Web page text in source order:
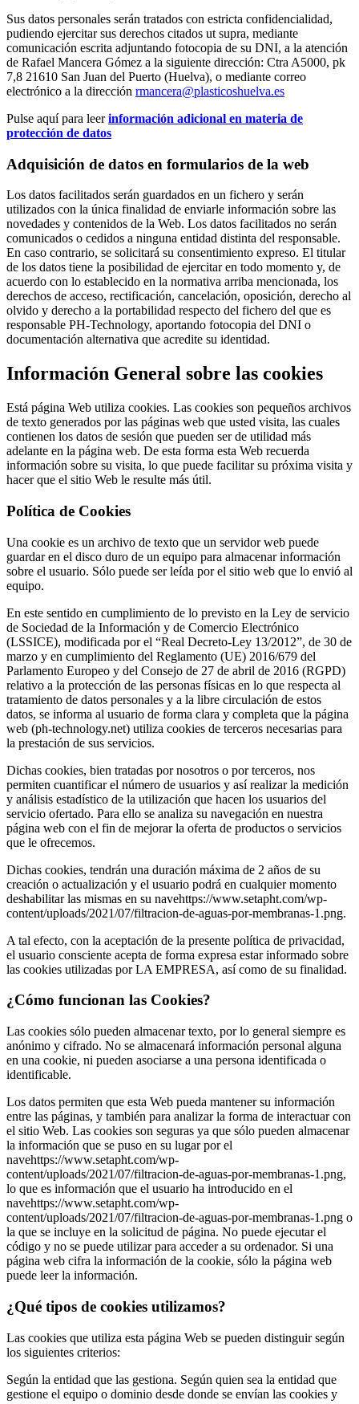
Sus datos personales serán tratados con estricta confidencialidad,
pudiendo ejercitar sus derechos citados ut supra, mediante
comunicación escrita adjuntando fotocopia de su DNI, a la atención
de Rafael Mancera Gómez a la siguiente dirección: Ctra A5000, pk
7,8 21610 San Juan del Puerto (Huelva), o mediante correo
electrónico a la dirección rmancera@plasticoshuelva.es
Pulse aquí para leerinformación adicional en materia de
protección de datos
Adquisición de datos en formularios de la web
Los datos facilitados serán guardados en un fichero y serán
utilizados con la única finalidad de enviarle información sobre las
novedades y contenidos de la Web. Los datos facilitados no serán
comunicados o cedidos a ninguna entidad distinta del responsable.
En caso contrario, se solicitará su consentimiento expreso. El titular
de los datos tiene la posibilidad de ejercitar en todo momento y, de
acuerdo con lo establecido en la normativa arriba mencionada, los
derechos de acceso, rectificación, cancelación, oposición, derecho al
olvido y derecho a la portabilidad respecto del fichero del que es
responsable PH-Technology, aportando fotocopia del DNI o
documentación alternativa que acredite su identidad.
Información General sobre las cookies
Está página Web utiliza cookies. Las cookies son pequeños archivos
de texto generados por las páginas web que usted visita, las cuales
contienen los datos de sesión que pueden ser de utilidad más
adelante en la página web. De esta forma esta Web recuerda
información sobre su visita, lo que puede facilitar su próxima visita y
hacer que el sitio Web le resulte más útil.
Política de Cookies
Una cookie es un archivo de texto que un servidor web puede
guardar en el disco duro de un equipo para almacenar información
sobre el usuario. Sólo puede ser leída por el sitio web que lo envió al
equipo.
En este sentido en cumplimiento de lo previsto en la Ley de servicio
de Sociedad de la Información y de Comercio Electrónico
(LSSICE), modificada por el “Real Decreto-Ley 13/2012”, de 30 de
marzo y en cumplimiento del Reglamento (UE) 2016/679 del
Parlamento Europeo y del Consejo de 27 de abril de 2016 (RGPD)
relativo a la protección de las personas físicas en lo que respecta al
tratamiento de datos personales y a la libre circulación de estos
datos, se informa al usuario de forma clara y completa que la página
web (ph-technology.net) utiliza cookies de terceros necesarias para
la prestación de sus servicios.
Dichas cookies, bien tratadas por nosotros o por terceros, nos
permiten cuantificar el número de usuarios y así realizar la medición
y análisis estadístico de la utilización que hacen los usuarios del
servicio ofertado. Para ello se analiza su navegación en nuestra
página web con el fin de mejorar la oferta de productos o servicios
que le ofrecemos.
Dichas cookies, tendrán una duración máxima de 2 años de su
creación o actualización y el usuario podrá en cualquier momento
deshabilitar las mismas en su navehttps://www.setapht.com/wp-
content/uploads/2021/07/filtracion-de-aguas-por-membranas-1.png.
A tal efecto, con la aceptación de la presente política de privacidad,
el usuario consciente acepta de forma expresa estar informado sobre
las cookies utilizadas por LA EMPRESA, así como de su finalidad.
¿Cómo funcionan las Cookies?
Las cookies sólo pueden almacenar texto, por lo general siempre es
anónimo y cifrado. No se almacenará información personal alguna
en una cookie, ni pueden asociarse a una persona identificada o
identificable.
Los datos permiten que esta Web pueda mantener su información
entre las páginas, y también para analizar la forma de interactuar con
el sitio Web. Las cookies son seguras ya que sólo pueden almacenar
la información que se puso en su lugar por el
navehttps://www.setapht.com/wp-
content/uploads/2021/07/filtracion-de-aguas-por-membranas-1.png,
lo que es información que el usuario ha introducido en el
navehttps://www.setapht.com/wp-
content/uploads/2021/07/filtracion-de-aguas-por-membranas-1.png o
la que se incluye en la solicitud de página. No puede ejecutar el
código y no se puede utilizar para acceder a su ordenador. Si una
página web cifra la información de la cookie, sólo la página web
puede leer la información.
¿Qué tipos de cookies utilizamos?
Las cookies que utiliza esta página Web se pueden distinguir según
los siguientes criterios:
Según la entidad que las gestiona. Según quien sea la entidad que
gestione el equipo o dominio desde donde se envían las cookies y